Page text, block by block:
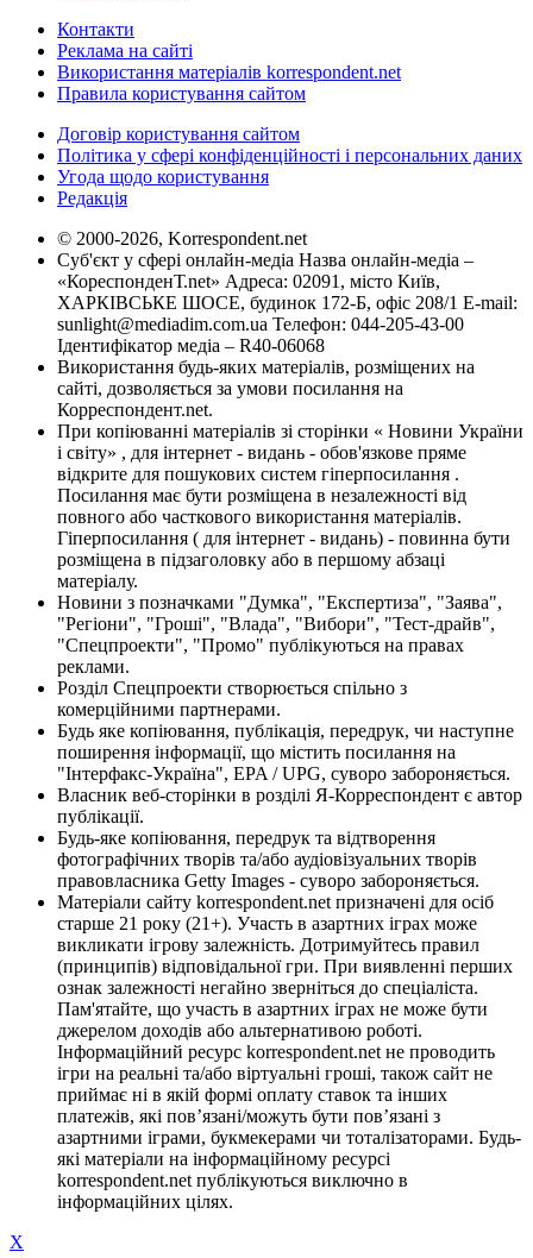
Контакти
Реклама на сайті
Використання матеріалів korrespondent.net
Правила користування сайтом
Договір користування сайтом
Політика у сфері конфіденційності і персональних даних
Угода щодо користування
Редакція
© 2000-2026, Korrespondent.net
Суб'єкт у сфері онлайн-медіа Назва онлайн-медіа –
«КореспонденТ.net» Адреса: 02091, місто Київ,
ХАРКІВСЬКЕ ШОСЕ, будинок 172-Б, офіс 208/1 E-mail:
sunlight@mediadim.com.ua Телефон: 044-205-43-00
Ідентифікатор медіа – R40-06068
Використання будь-яких матеріалів, розміщених на
сайті, дозволяється за умови посилання на
Корреспондент.net.
При копіюванні матеріалів зі сторінки « Новини України
і світу» , для інтернет - видань - обов'язкове пряме
відкрите для пошукових систем гіперпосилання .
Посилання має бути розміщена в незалежності від
повного або часткового використання матеріалів.
Гіперпосилання ( для інтернет - видань) - повинна бути
розміщена в підзаголовку або в першому абзаці
матеріалу.
Новини з позначками "Думка", "Експертиза", "Заява",
"Регіони", "Гроші", "Влада", "Вибори", "Тест-драйв",
"Спецпроекти", "Промо" публікуються на правах
реклами.
Розділ Спецпроекти створюється спільно з
комерційними партнерами.
Будь яке копіювання, публікація, передрук, чи наступне
поширення інформації, що містить посилання на
"Інтерфакс-Україна", EPA / UPG, суворо забороняється.
Власник веб-сторінки в розділі Я-Корреспондент є автор
публікації.
Будь-яке копіювання, передрук та відтворення
фотографічних творів та/або аудіовізуальних творів
правовласника Getty Images - суворо забороняється.
Матеріали сайту korrespondent.net призначені для осіб
старше 21 року (21+). Участь в азартних іграх може
викликати ігрову залежність. Дотримуйтесь правил
(принципів) відповідальної гри. При виявленні перших
ознак залежності негайно зверніться до спеціаліста.
Пам'ятайте, що участь в азартних іграх не може бути
джерелом доходів або альтернативою роботі.
Інформаційний ресурс korrespondent.net не проводить
ігри на реальні та/або віртуальні гроші, також сайт не
приймає ні в якій формі оплату ставок та інших
платежів, які пов’язані/можуть бути пов’язані з
азартними іграми, букмекерами чи тоталізаторами. Будь-
які матеріали на інформаційному ресурсі
korrespondent.net публікуються виключно в
інформаційних цілях.
X